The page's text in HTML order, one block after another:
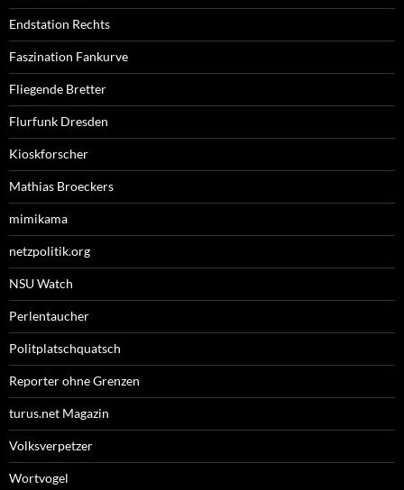
Endstation Rechts
Faszination Fankurve
Fliegende Bretter
Flurfunk Dresden
Kioskforscher
Mathias Broeckers
mimikama
netzpolitik.org
NSU Watch
Perlentaucher
Politplatschquatsch
Reporter ohne Grenzen
turus.net Magazin
Volksverpetzer
Wortvogel